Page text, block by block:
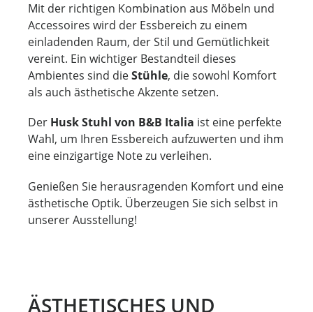
Mit der richtigen Kombination aus Möbeln und
Accessoires wird der Essbereich zu einem
einladenden Raum, der Stil und Gemütlichkeit
vereint. Ein wichtiger Bestandteil dieses
Ambientes sind dieStühle, die sowohl Komfort
als auch ästhetische Akzente setzen.
Der Husk Stuhl von B&B Italia ist eine perfekte
Wahl, um Ihren Essbereich aufzuwerten und ihm
eine einzigartige Note zu verleihen.
Genießen Sie herausragenden Komfort und eine
ästhetische Optik. Überzeugen Sie sich selbst in
unserer Ausstellung!
ÄSTHETISCHES UND